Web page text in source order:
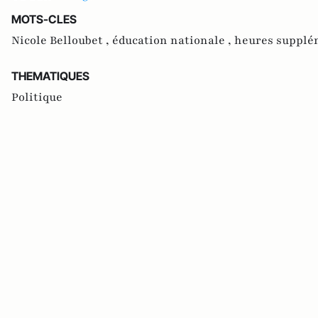
MOTS-CLES
Nicole Belloubet , éducation nationale , heures
THEMATIQUES
Politique